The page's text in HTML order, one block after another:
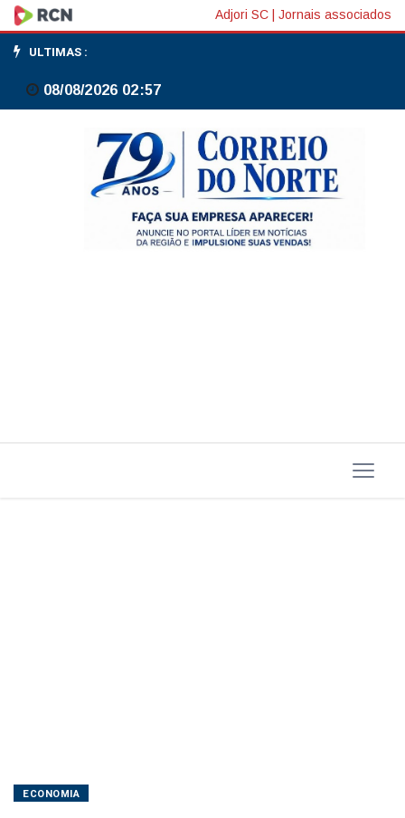
Estou
sempre
aberto
autoridades
tem
Adjori SC Jornais associados
ULTIMAS :
08/08/2026 02:57
ECONOMIA